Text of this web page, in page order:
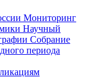
Мониторинг
Научный
Собрание
периода